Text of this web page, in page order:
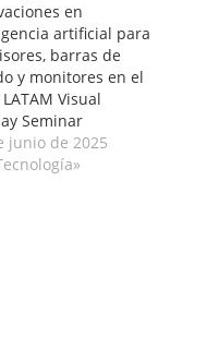
en
artificial para
barras de
y monitores en el
Visual
Seminar
junio de 2025